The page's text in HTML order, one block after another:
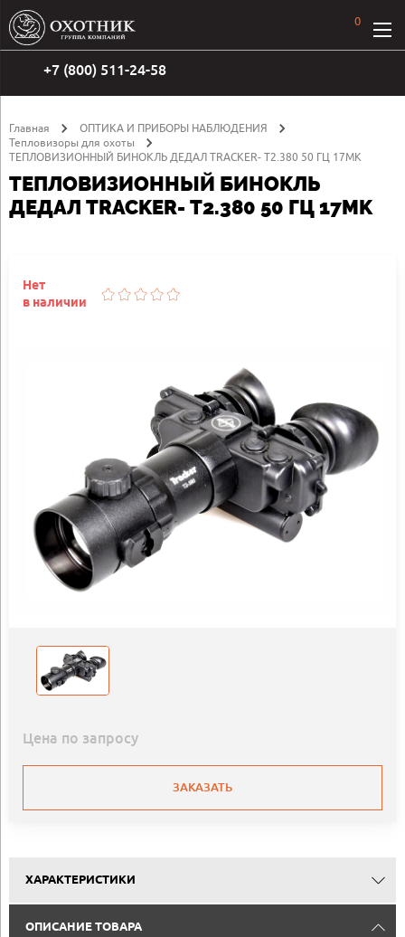
+7 (800) 511-24-58
0
Главная
ОПТИКА И ПРИБОРЫ НАБЛЮДЕНИЯ
Тепловизоры для охоты
TЕПЛОВИЗИОННЫЙ БИНОКЛЬ ДЕДАЛ TRACKER- Т2.380 50 ГЦ 17MK
TЕПЛОВИЗИОННЫЙ БИНОКЛЬ
ДЕДАЛ TRACKER- Т2.380 50 ГЦ 17MK
Нет
в наличии
Цена по запросу
ЗАКАЗАТЬ
ХАРАКТЕРИСТИКИ
ОПИСАНИЕ ТОВАРА